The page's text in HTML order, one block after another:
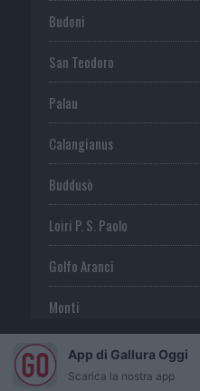
Budoni
San Teodoro
Palau
Calangianus
Buddusò
Loiri P. S. Paolo
Golfo Aranci
Monti
TeltiApp di Gallura Oggi
Scarica la nostra app